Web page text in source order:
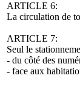
ARTICLE 6:
La circulation de
ARTICLE 7:
Seul le
- du côté des
- face aux